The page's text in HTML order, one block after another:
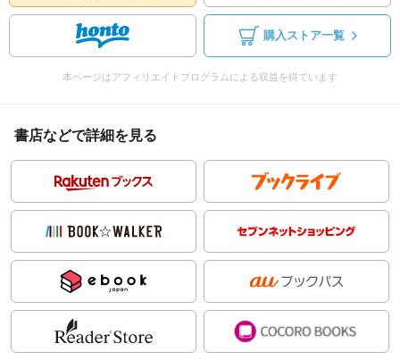
購入ストア一覧
本ページはアフィリエイトプログラムによる収益を得ています
書店などで詳細を見る